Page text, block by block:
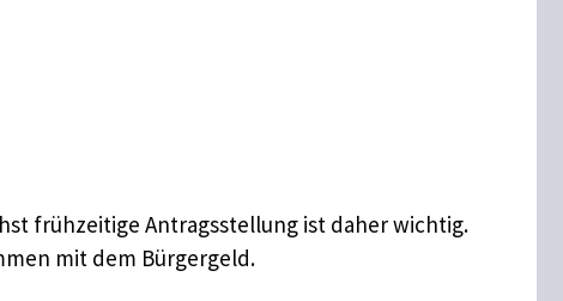
frühzeitige Antragsstellung ist daher wichtig.
mit dem Bürgergeld.